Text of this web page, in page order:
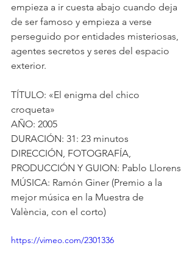
empieza a ir cuesta abajo cuando deja
de ser famoso y empieza a verse
perseguido por entidades misteriosas,
agentes secretos y seres del espacio
exterior.
TÍTULO: «El enigma del chico
croqueta»
AÑO: 2005
DURACIÓN: 31: 23 minutos
DIRECCIÓN, FOTOGRAFÍA,
PRODUCCIÓN Y GUION: Pablo Llorens
MÚSICA: Ramón Giner (Premio a la
mejor música en la Muestra de
València, con el corto)
https://vimeo.com/2301336